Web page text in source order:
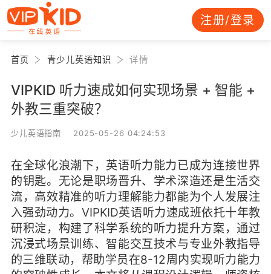
注册/登录
首页 青少儿英语知识 详情
VIPKID 听力速成如何实现场景 + 智能 +
外教三重突破？
少儿英语指南 2025-05-26 04:24:53
在全球化浪潮下，英语听力能力已成为连接世界
的钥匙。无论是职场晋升、学术深造还是生活交
流，高效精准的听力理解能力都能为个人发展注
入强劲动力。VIPKID英语听力速成班依托十年教
研积淀，构建了科学系统的听力提升方案，通过
沉浸式场景训练、智能交互技术与专业外教指导
的三维联动，帮助学员在8-12周内实现听力能力